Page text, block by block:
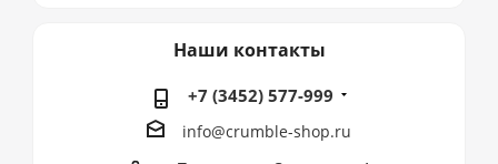
Наши контакты
+7 (3452) 577-999
info@crumble-shop.ru